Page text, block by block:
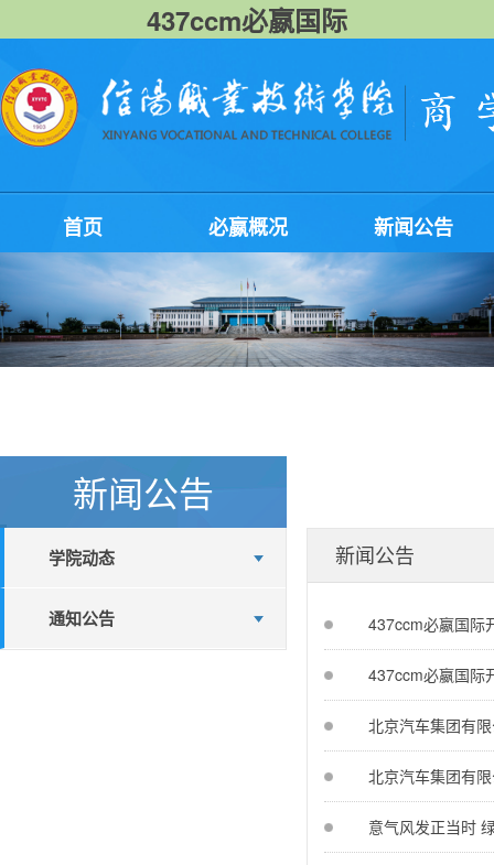
437ccm必嬴国际
首页 必嬴概况 新闻公告
新闻公告
学院动态
通知公告
新闻公告
437ccm必嬴国际
437ccm必嬴国际
北京汽车集团有
北京汽车集团有
意气风发正当时